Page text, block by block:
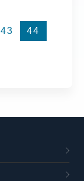
43
44